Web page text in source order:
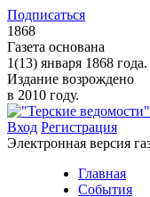
Подписаться
1868
Газета основана
1(13) января 1868 года.
Издание возрождено
в 2010 году.
Вход Регистрация
Электронная версия
Главная
События